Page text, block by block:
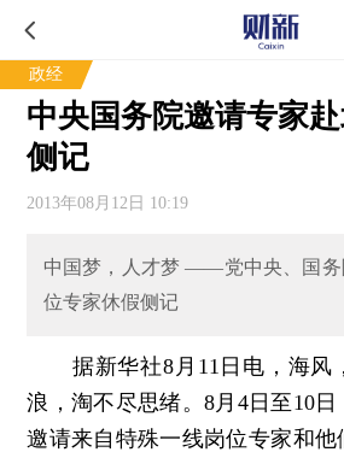
政经
中央国务院邀请专家
侧记
2013年08月12日 10:19
中国梦，人才梦 ——党中央、国务
位专家休假侧记
据新华社8月11日电，海风
浪，淘不尽思绪。8月4日至10
邀请来自特殊一线岗位专家和